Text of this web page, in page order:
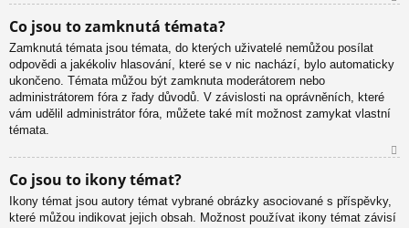
u
Co jsou to zamknutá témata?
Zamknutá témata jsou témata, do kterých uživatelé nemůžou posílat
odpovědi a jakékoliv hlasování, které se v nic nachází, bylo automaticky
ukončeno. Témata můžou být zamknuta moderátorem nebo
administrátorem fóra z řady důvodů. V závislosti na oprávněních, které
vám udělil administrátor fóra, můžete také mít možnost zamykat vlastní
témata.
or
u
Co jsou to ikony témat?
Ikony témat jsou autory témat vybrané obrázky asociované s příspěvky,
které můžou indikovat jejich obsah. Možnost používat ikony témat závisí